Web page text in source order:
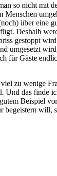
so nicht mit
Menschen
über eine
Deshalb
gestoppt
umgesetzt
für Gäste
zu wenige
das finde
Beispiel
begeistern will,